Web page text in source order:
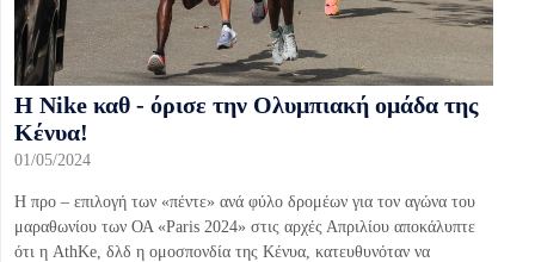
Η Nike καθ - όρισε την Ολυμπιακή ομάδα της
Κένυα!
01/05/2024
Η προ – επιλογή των «πέντε» ανά φύλο δρομέων για τον αγώνα του
μαραθωνίου των ΟΑ «Paris 2024» στις αρχές Απριλίου αποκάλυπτε
ότι η AthKe, δλδ η ομοσπονδία της Κένυα, κατευθυνόταν να